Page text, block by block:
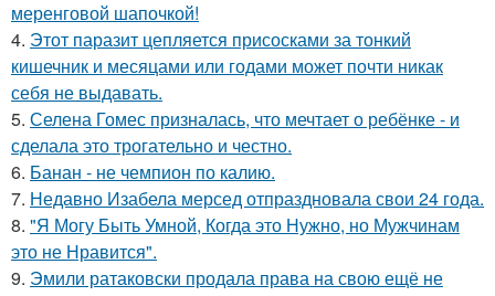
меренговой шапочкой!
4. Этот паразит цепляется присосками за тонкий
кишечник и месяцами или годами может почти никак
себя не выдавать.
5. Селена Гомес призналась, что мечтает о ребёнке - и
сделала это трогательно и честно.
6. Банан - не чемпион по калию.
7. Недавно Изабела мерсед отпраздновала свои 24 года.
8. "Я Могу Быть Умной, Когда это Нужно, но Мужчинам
это не Нравится".
9. Эмили ратаковски продала права на свою ещё не